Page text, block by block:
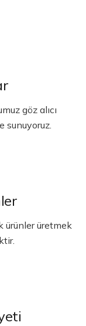
göz alıcı
sunuyoruz.
ürünler üretmek